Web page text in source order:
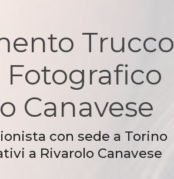
Trucco
Canavese
con sede a Torino
a Rivarolo Canavese